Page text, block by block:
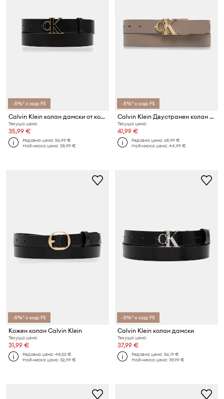
-5%* с код: FS
Calvin Klein колан дамски от кожа
Текуща цена:
35,99 €
Редовна цена:56,99 €
Най-ниска цена:38,99 €
-5%* с код: FS
Calvin Klein Двустранен колан дамски от кожа
Текуща цена:
41,99 €
Редовна цена:68,99 €
Най-ниска цена:44,99 €
-5%* с код: FS
Кожен колан Calvin Klein
Текуща цена:
31,99 €
Редовна цена:48,52 €
Най-ниска цена:32,99 €
-5%* с код: FS
Calvin Klein колан дамски
Текуща цена:
37,99 €
Редовна цена:56,19 €
Най-ниска цена:39,99 €